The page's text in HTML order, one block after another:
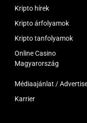
Kripto hírek
Kripto árfolyamok
Kripto tanfolyamok
Online Casino
Magyarország
Médiaajánlat /
Karrier